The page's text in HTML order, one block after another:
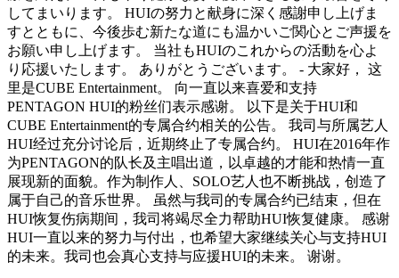
してまいります。 HUIの努力と献身に深く感謝申し上げま
すとともに、今後歩む新たな道にも温かいご関心とご声援を
お願い申し上げます。 当社もHUIのこれからの活動を心よ
り応援いたします。 ありがとうございます。 - 大家好， 这
里是CUBE Entertainment。 向一直以来喜爱和支持
PENTAGON HUI的粉丝们表示感谢。 以下是关于HUI和
CUBE Entertainment的专属合约相关的公告。 我司与所属艺人
HUI经过充分讨论后，近期终止了专属合约。 HUI在2016年作
为PENTAGON的队长及主唱出道，以卓越的才能和热情一直
展现新的面貌。作为制作人、SOLO艺人也不断挑战，创造了
属于自己的音乐世界。 虽然与我司的专属合约已结束，但在
HUI恢复伤病期间，我司将竭尽全力帮助HUI恢复健康。 感谢
HUI一直以来的努力与付出，也希望大家继续关心与支持HUI
的未来。我司也会真心支持与应援HUI的未来。 谢谢。